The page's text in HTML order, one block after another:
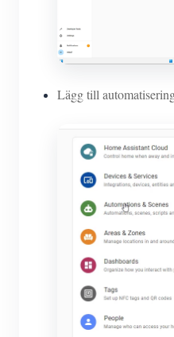
Lägg till